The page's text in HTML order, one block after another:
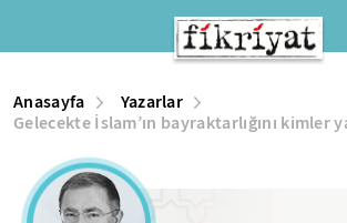
Anasayfa
Yazarlar
Gelecekte İslam’ın bayraktarlığını kimler